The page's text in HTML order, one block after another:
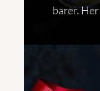
barer.